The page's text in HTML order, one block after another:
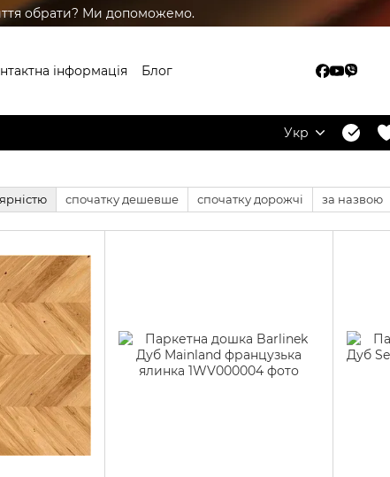
обрати? Ми допоможемо.
інформація
Блог
Укр
спочатку дешевше спочатку дорожчі за назвою